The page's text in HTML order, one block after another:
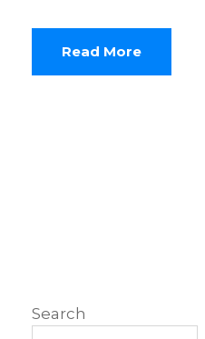
Read More
Search